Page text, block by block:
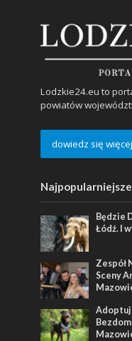
Lodzkie24.eu to
powiatów
dowiedz się więcej
Najpopularniejsze
Będzie
Łódź. I
Zespół
Sceny
Adoptuj